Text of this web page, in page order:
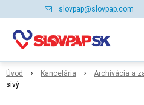
slovpap@slovpap.com
Úvod Kancelária Archivácia a
sivý